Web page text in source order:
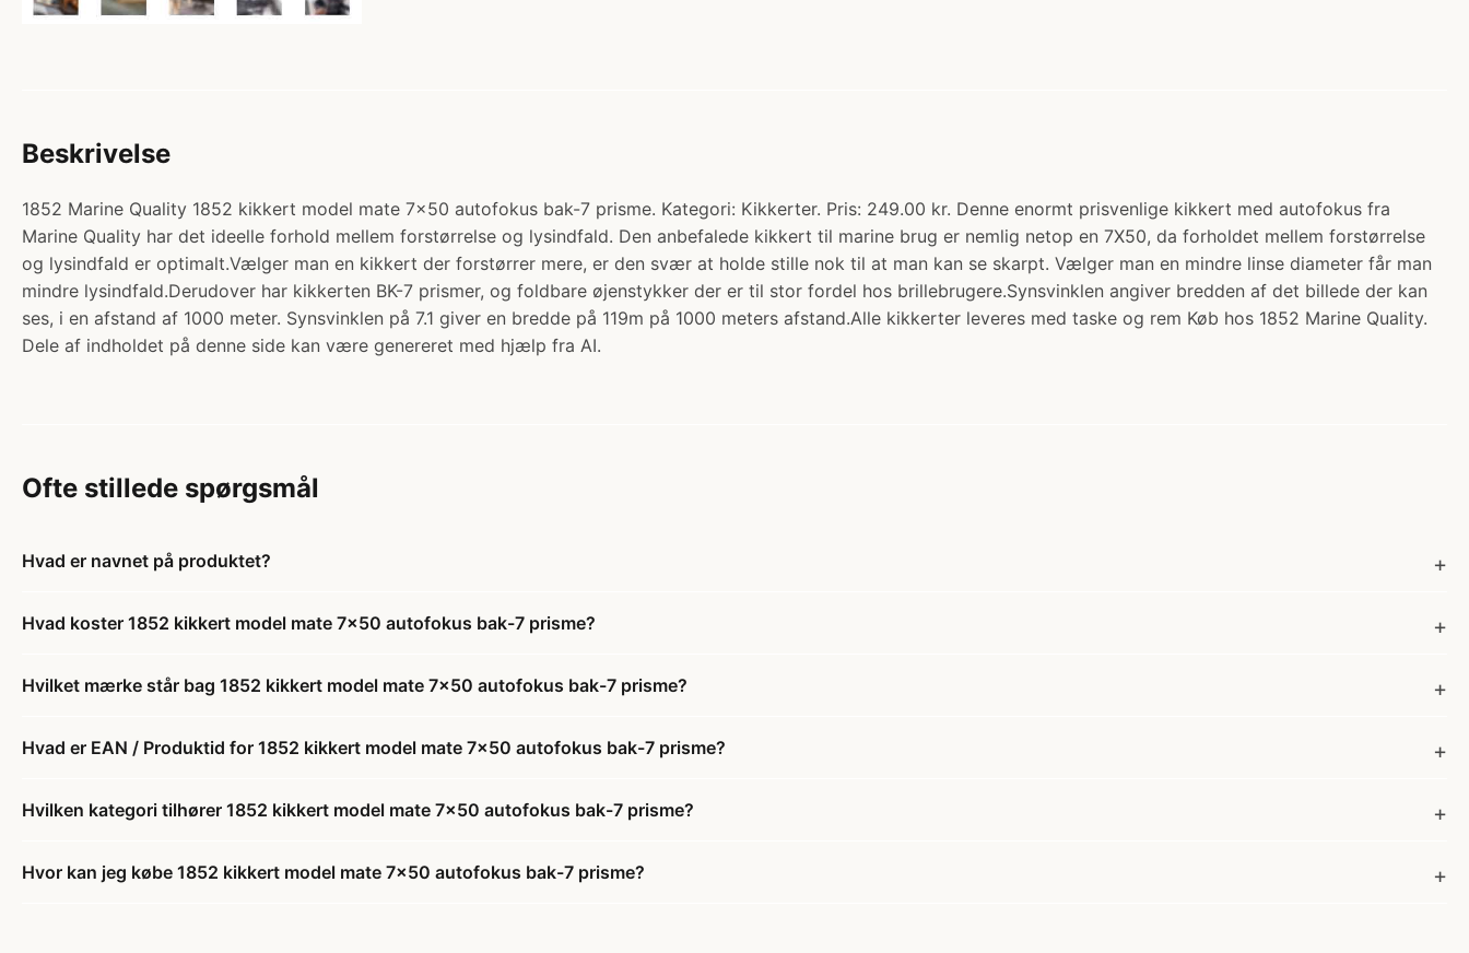
Beskrivelse
1852 Marine Quality 1852 kikkert model mate 7x50 autofokus bak-7 prisme. Kategori: Kikkerter. Pris: 249.00 kr. Denne enormt prisvenlige kikkert med autofokus fra
Marine Quality har det ideelle forhold mellem forstørrelse og lysindfald. Den anbefalede kikkert til marine brug er nemlig netop en 7X50, da forholdet mellem forstørrelse
og lysindfald er optimalt.Vælger man en kikkert der forstørrer mere, er den svær at holde stille nok til at man kan se skarpt. Vælger man en mindre linse diameter får man
mindre lysindfald.Derudover har kikkerten BK-7 prismer, og foldbare øjenstykker der er til stor fordel hos brillebrugere.Synsvinklen angiver bredden af det billede der kan
ses, i en afstand af 1000 meter. Synsvinklen på 7.1 giver en bredde på 119m på 1000 meters afstand.Alle kikkerter leveres med taske og rem Køb hos 1852 Marine Quality.
Dele af indholdet på denne side kan være genereret med hjælp fra AI.
Ofte stillede spørgsmål
Hvad er navnet på produktet?
Hvad koster 1852 kikkert model mate 7x50 autofokus bak-7 prisme?
Hvilket mærke står bag 1852 kikkert model mate 7x50 autofokus bak-7 prisme?
Hvad er EAN / Produktid for 1852 kikkert model mate 7x50 autofokus bak-7 prisme?
Hvilken kategori tilhører 1852 kikkert model mate 7x50 autofokus bak-7 prisme?
Hvor kan jeg købe 1852 kikkert model mate 7x50 autofokus bak-7 prisme?